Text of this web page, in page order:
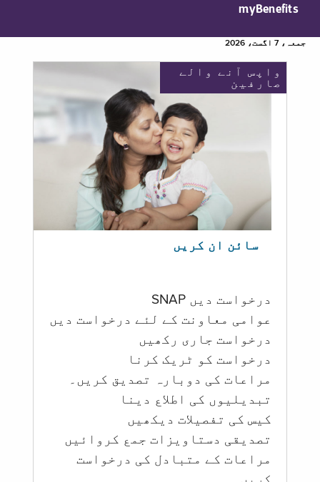
myBenefits
جمعہ، 7 اگست، 2026
واپس آنے والے
صارفین
سائن ان کریں
درخواست دیں SNAP
عوامی معاونت کے لئے درخواست دیں
درخواست جاری رکھیں
درخواست کو ٹریک کرنا
مراعات کی دوبارہ تصدیق کریں۔
تبدیلیوں کی اطلاع دینا
کیس کی تفصیلات دیکھیں
تصدیقی دستاویزات جمع کروائیں
مراعات کے متبادل کی درخواست